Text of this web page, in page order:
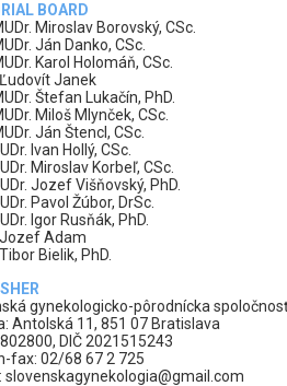
BOARD
Miroslav Borovský, CSc.
Ján Danko, CSc.
Karol Holomáň, CSc.
Ľudovít Janek
Štefan Lukačín, PhD.
Miloš Mlynček, CSc.
Ján Štencl, CSc.
Ivan Hollý, CSc.
Miroslav Korbeľ, CSc.
Jozef Višňovský, PhD.
Pavol Žúbor, DrSc.
Igor Rusňák, PhD.
Jozef Adam
Bielik, PhD.
gynekologicko-pôrodnícka
Antolská 11, 851 07 Bratislava
DIČ 2021515243
fax: 02/68 67 2 725
slovenskagynekologia@gmail.com